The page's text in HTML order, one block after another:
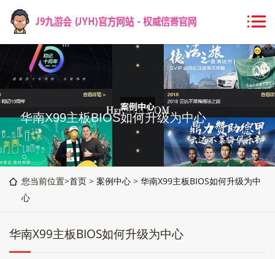
华南X99主板BIOS如何升级为中心
您当前位置>首页 > 案例中心 > 华南X99主板BIOS如何升级为中
心
华南X99主板BIOS如何升级为中心